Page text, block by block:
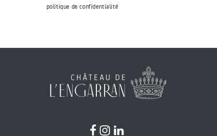
politique de confidentialité